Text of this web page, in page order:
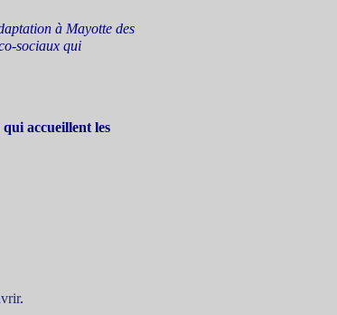
à Mayotte des
sociaux qui
accueillent les
.